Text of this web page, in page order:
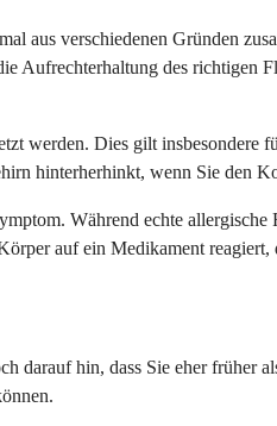
aus verschiedenen Gründen
Aufrechterhaltung des richtigen
werden. Dies gilt insbesondere
hinterherhinkt, wenn Sie den
Während echte allergische
auf ein Medikament reagiert,
darauf hin, dass Sie eher früher